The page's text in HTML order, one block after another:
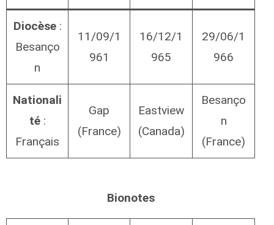
Diocèse:
Besanço
n
11/09/1
961
16/12/1
965
29/06/1
966
Nationali
té:
Français
Gap
(France)
Eastview
(Canada)
Besanço
n
(France)
Bionotes